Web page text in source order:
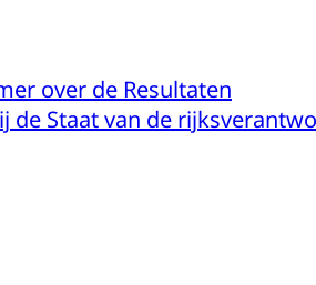
over de Resultaten
de Staat van de